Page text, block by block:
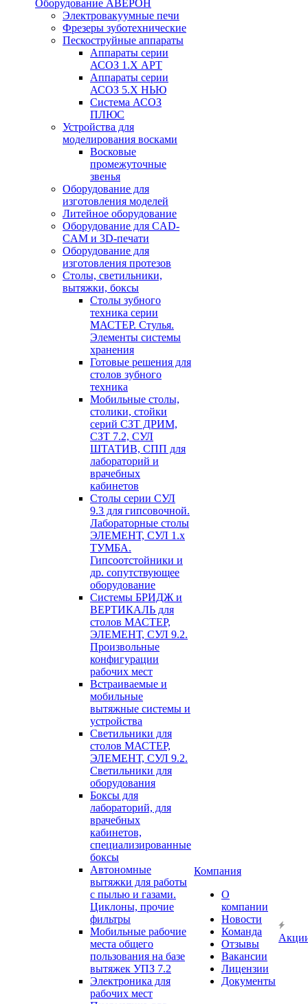
Оборудование АВЕРОН
Электровакуумные печи
Фрезеры зуботехнические
Пескоструйные аппараты
Аппараты серии
АСОЗ 1.Х АРТ
Аппараты серии
АСОЗ 5.Х НЬЮ
Система АСОЗ
ПЛЮС
Устройства для
моделирования восками
Восковые
промежуточные
звенья
Оборудование для
изготовления моделей
Литейное оборудование
Оборудование для CAD-
CAM и 3D-печати
Оборудование для
изготовления протезов
Cтолы, светильники,
вытяжки, боксы
Столы зубного
техника серии
МАСТЕР. Стулья.
Элементы системы
хранения
Готовые решения для
столов зубного
техника
Мобильные столы,
столики, стойки
серий СЗТ ДРИМ,
СЗТ 7.2, СУЛ
ШТАТИВ, СПП для
лабораторий и
врачебных
кабинетов
Столы серии СУЛ
9.3 для гипсовочной.
Лабораторные столы
ЭЛЕМЕНТ, СУЛ 1.х
ТУМБА.
Гипсоотстойники и
др. сопутствующее
оборудование
Системы БРИДЖ и
ВЕРТИКАЛЬ для
столов МАСТЕР,
ЭЛЕМЕНТ, СУЛ 9.2.
Произвольные
конфигурации
рабочих мест
Встраиваемые и
мобильные
вытяжные системы и
устройства
Светильники для
столов МАСТЕР,
ЭЛЕМЕНТ, СУЛ 9.2.
Светильники для
оборудования
Боксы для
лабораторий, для
врачебных
кабинетов,
специализированные
боксы
Автономные
вытяжки для работы
с пылью и газами.
Циклоны, прочие
фильтры
Мобильные рабочие
места общего
пользования на базе
вытяжек УПЗ 7.2
Электроника для
рабочих мест
Компания
О
компании
Новости
Команда
Отзывы
Вакансии
Лицензии
Документы